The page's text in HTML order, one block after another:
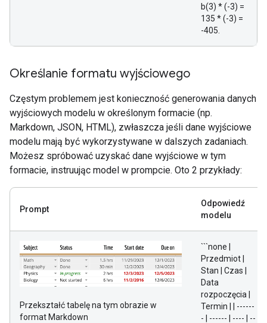
b(3) * (-3) =
135 * (-3) =
-405.
Określanie formatu wyjściowego
Częstym problemem jest konieczność generowania danych
wyjściowych modelu w określonym formacie (np.
Markdown, JSON, HTML), zwłaszcza jeśli dane wyjściowe
modelu mają być wykorzystywane w dalszych zadaniach.
Możesz spróbować uzyskać dane wyjściowe w tym
formacie, instruując model w prompcie. Oto 2 przykłady:
Prompt
Odpowiedź
modelu
Przekształć tabelę na tym obrazie w
format Markdown
```none |
Przedmiot |
Stan | Czas |
Data
rozpoczęcia |
Termin | | ------
- | ------ | ---- | --